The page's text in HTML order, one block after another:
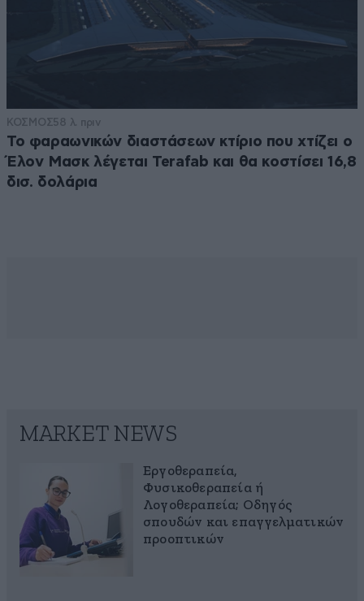
ΚΟΣΜΟΣ58 λ. πριν
Το φαραωνικών διαστάσεων κτίριο που χτίζει ο
Έλον Μασκ λέγεται Terafab και θα κοστίσει 16,8
δισ. δολάρια
MARKET NEWS
Εργοθεραπεία,
Φυσικοθεραπεία ή
Λογοθεραπεία; Οδηγός
σπουδών και επαγγελματικών
προοπτικών